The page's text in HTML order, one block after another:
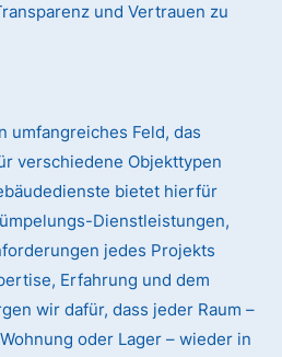
und Vertrauen zu
umfangreiches Feld, das
verschiedene Objekttypen
bietet hierfür
Dienstleistungen,
jedes Projekts
Erfahrung und dem
wir dafür, dass jeder Raum –
oder Lager – wieder in